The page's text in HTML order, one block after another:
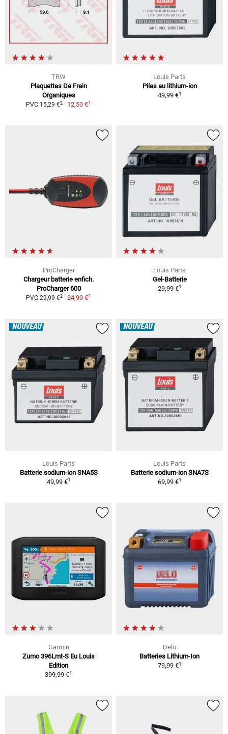
TRW
Plaquettes De Frein
Organiques
PVC 15,29 €2 12,50 €1
Louis Parts
Piles au lithium-ion
49,99 €1
ProCharger
Chargeur batterie enfich.
ProCharger 600
PVC 29,99 €2 24,99 €1
Louis Parts
Gel-Batterie
29,99 €1
NOUVEAU
Louis Parts
Batterie sodium-ion SNA5S
49,99 €1
NOUVEAU
Louis Parts
Batterie sodium-ion SNA7S
69,99 €1
Garmin
Zumo 396Lmt-S Eu Louis
Edition
399,99 €1
Delo
Batteries Lithium-Ion
79,99 €1